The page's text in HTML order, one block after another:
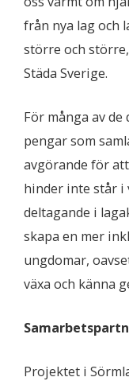
från nya lag och
större och
Städa Sverige.
För många av
pengar som
avgörande för
hinder inte står i
deltagande i
skapa en mer
ungdomar,
växa och känna
Projektet i